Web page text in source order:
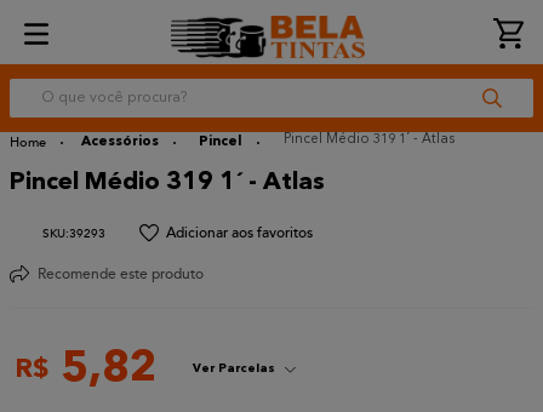
O que você procura?
Acessórios Pincel Pincel Médio 319 1´ - Atlas
Pincel Médio 319 1´ - Atlas
:39293
Recomende este produto
R$ 5,82 Ver Parcelas